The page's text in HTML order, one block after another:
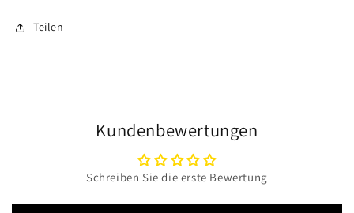
Teilen
Kundenbewertungen
Schreiben Sie die erste Bewertung